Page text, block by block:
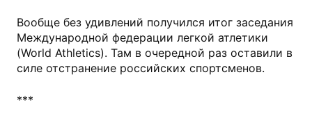
Вообще без удивлений получился итог заседания
Международной федерации легкой атлетики
(World Athletics). Там в очередной раз оставили в
силе отстранение российских спортсменов.
***